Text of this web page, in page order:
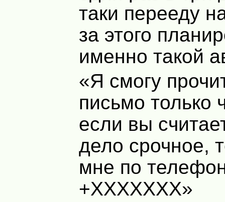
таки перееду
за этого
именно такой
«Я смогу
письмо только
если вы
дело срочное,
мне по
+XXXXXXX»